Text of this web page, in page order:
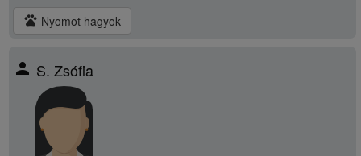
pets Nyomot hagyok
person S. Zsófia